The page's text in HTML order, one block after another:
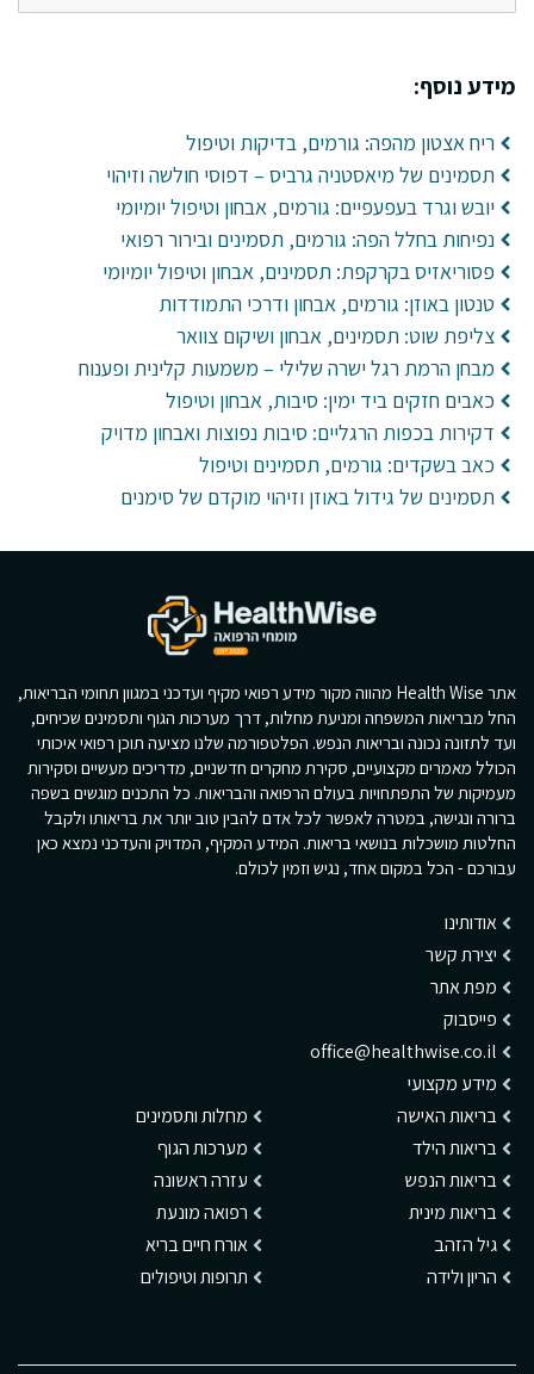
מידע נוסף:
ריח אצטון מהפה: גורמים, בדיקות וטיפול
תסמינים של מיאסטניה גרביס – דפוסי חולשה וזיהוי
יובש וגרד בעפעפיים: גורמים, אבחון וטיפול יומיומי
נפיחות בחלל הפה: גורמים, תסמינים ובירור רפואי
פסוריאזיס בקרקפת: תסמינים, אבחון וטיפול יומיומי
טנטון באוזן: גורמים, אבחון ודרכי התמודדות
צליפת שוט: תסמינים, אבחון ושיקום צוואר
מבחן הרמת רגל ישרה שלילי – משמעות קלינית ופענוח
כאבים חזקים ביד ימין: סיבות, אבחון וטיפול
דקירות בכפות הרגליים: סיבות נפוצות ואבחון מדויק
כאב בשקדים: גורמים, תסמינים וטיפול
תסמינים של גידול באוזן וזיהוי מוקדם של סימנים
אתר Health Wise מהווה מקור מידע רפואי מקיף ועדכני במגוון תחומי הבריאות,
החל מבריאות המשפחה ומניעת מחלות, דרך מערכות הגוף ותסמינים שכיחים,
ועד לתזונה נכונה ובריאות הנפש. הפלטפורמה שלנו מציעה תוכן רפואי איכותי
הכולל מאמרים מקצועיים, סקירת מחקרים חדשניים, מדריכים מעשיים וסקירות
מעמיקות של התפתחויות בעולם הרפואה והבריאות. כל התכנים מוגשים בשפה
ברורה ונגישה, במטרה לאפשר לכל אדם להבין טוב יותר את בריאותו ולקבל
החלטות מושכלות בנושאי בריאות. המידע המקיף, המדויק והעדכני נמצא כאן
עבורכם - הכל במקום אחד, נגיש וזמין לכולם.
אודותינו
יצירת קשר
מפת אתר
פייסבוק
office@healthwise.co.il
מידע מקצועי
בריאות האישה
בריאות הילד
בריאות הנפש
בריאות מינית
גיל הזהב
הריון ולידה
מחלות ותסמינים
מערכות הגוף
עזרה ראשונה
רפואה מונעת
אורח חיים בריא
תרופות וטיפולים